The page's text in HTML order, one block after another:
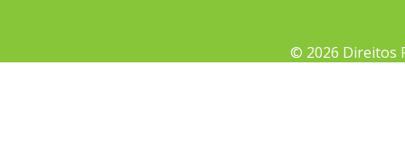
© 2026 Direitos